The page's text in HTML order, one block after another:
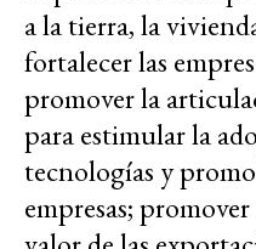
a la tierra, la
fortalecer las
promover la
para estimular la
tecnologías y
empresas;